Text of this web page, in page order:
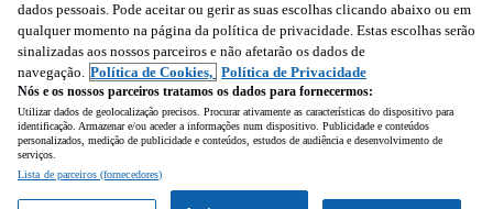
Experimenta a aplicação
dados pessoais. Pode aceitar ou gerir as suas escolhas clicando abaixo ou em
qualquer momento na página da política de privacidade. Estas escolhas serão
sinalizadas aos nossos parceiros e não afetarão os dados de
navegação. Política de Cookies, Política de Privacidade
Nós e os nossos parceiros tratamos os dados para fornecermos:
Utilizar dados de geolocalização precisos. Procurar ativamente as características do dispositivo para
identificação. Armazenar e/ou aceder a informações num dispositivo. Publicidade e conteúdos
personalizados, medição de publicidade e conteúdos, estudos de audiência e desenvolvimento de
serviços.
Lista de parceiros (fornecedores)